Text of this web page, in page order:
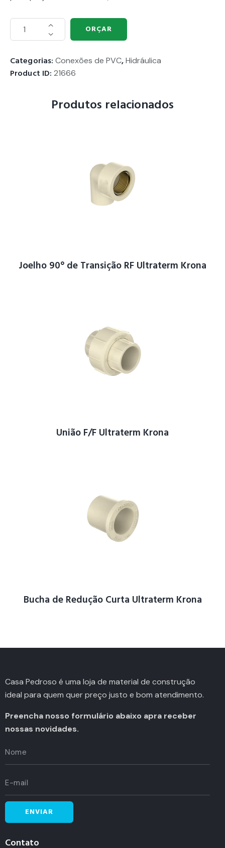
ORÇAR
Categorias:Conexões de PVC,Hidráulica
Product ID:21666
Produtos relacionados
Joelho 90° de Transição RF Ultraterm Krona
União F/F Ultraterm Krona
Bucha de Redução Curta Ultraterm Krona
Casa Pedroso é uma loja de material de construção
ideal para quem quer preço justo e bom atendimento.
Preencha nosso formulário abaixo apra receber
nossas novidades.
Contato